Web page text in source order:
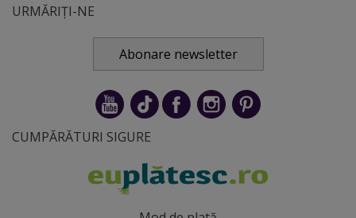
URMĂRIȚI-NE
Abonare newsletter
CUMPĂRĂTURI SIGURE